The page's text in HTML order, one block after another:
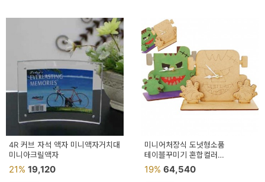
4R 커브 자석 액자 미니액자거치대
미니아크릴액자
21% 19,120
미니어처장식 도넛형소품
테이블꾸미기 혼합컬러
인테리어데코 아트시계
아동미술재료 시계DIY 시계공예
19% 64,540